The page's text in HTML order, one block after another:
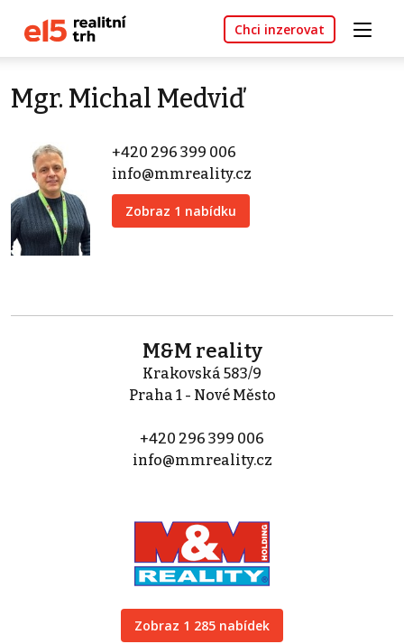
Chci inzerovat
Mgr. Michal Medviď
+420 296 399 006
info@mmreality.cz
Zobraz 1 nabídku
M&M reality
Krakovská 583/9
Praha 1 - Nové Město
+420 296 399 006
info@mmreality.cz
Zobraz 1 285 nabídek